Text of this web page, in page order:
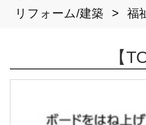
リフォーム/建築
> 福
【